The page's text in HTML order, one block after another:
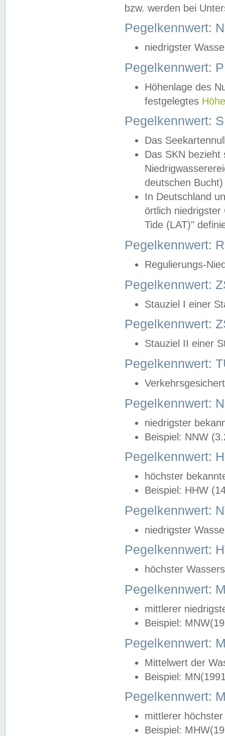
bzw. werden bei
Pegelkennwert:
niedrigster
Pegelkennwert:
Höhenlage des
festgelegtes
Pegelkennwert:
Das
Das SKN
deutschen
In Deutschland
örtlich
Tide (LAT)"
Pegelkennwert:
Regulierungs-
Pegelkennwert:
Stauziel I einer
Pegelkennwert:
Stauziel II einer
Pegelkennwert:
Pegelkennwert:
niedrigster
Beispiel: NNW
Pegelkennwert:
höchster
Beispiel: HHW
Pegelkennwert:
niedrigster
Pegelkennwert:
höchster
Pegelkennwert:
mittlerer
Beispiel:
Pegelkennwert:
Mittelwert der
Beispiel:
Pegelkennwert:
mittlerer
Beispiel: